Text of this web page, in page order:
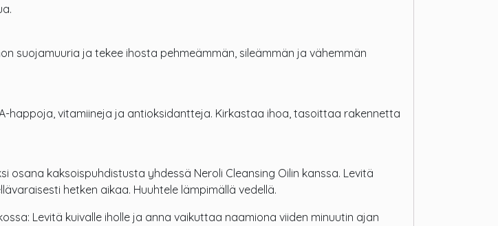
suojamuuria ja tekee ihosta pehmeämmän, sileämmän ja vähemmän
happoja, vitamiineja ja antioksidantteja. Kirkastaa ihoa, tasoittaa rakennetta
kaksoispuhdistusta yhdessä Neroli Cleansing Oilin kanssa. Levitä
hetken aikaa. Huuhtele lämpimällä vedellä.
Levitä kuivalle iholle ja anna vaikuttaa naamiona viiden minuutin ajan